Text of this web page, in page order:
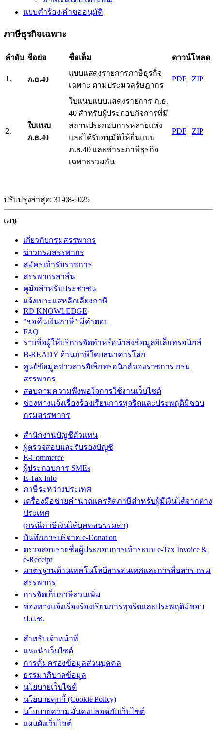
แบบคำร้อง/คำขออนุมัติ
ภาษีธุรกิจเฉพาะ
ลำดับ ชื่อย่อ ชื่อเต็ม ดาวน์โหลด
1. ภ.ธ.40
แบบแสดงรายการภาษีธุรกิจ
เฉพาะ ตามประมวลรัษฎากร
PDF | ZIP
2.
ใบแนบ
ภ.ธ.40
ใบแนบแบบแสดงรายการ ภ.ธ.
40 สำหรับผู้ประกอบกิจการที่มี
สถานประกอบการหลายแห่ง
และได้รับอนุมัติให้ยื่นแบบ
ภ.ธ.40 และชำระภาษีธุรกิจ
เฉพาะรวมกัน
PDF | ZIP
ปรับปรุงล่าสุด: 31-08-2025
เมนู
เกี่ยวกับกรมสรรพากร
ข่าวกรมสรรพากร
สมัครเข้ารับราชการ
สรรพากรสาส์น
คู่มือสำหรับประชาชน
แจ้งเบาะแสหลีกเลี่ยงภาษี
RD KNOWLEDGE
"ขอคืนเงินภาษี" มีคำตอบ
FAQ
รายชื่อผู้ให้บริการจัดทำหรือนำส่งข้อมูลอิเล็กทรอนิกส์
B-READY ด้านภาษีโดยธนาคารโลก
ศูนย์ข้อมูลข่าวสารอิเล็กทรอนิกส์ของราชการ กรม
สรรพากร
สอบถามความพึงพอใจการใช้งานเว็บไซต์
ช่องทางแจ้งเรื่องร้องเรียนการทุจริตและประพฤติมิชอบ
กรมสรรพากร
สำนักงานบัญชีตัวแทน
ผู้ตรวจสอบและรับรองบัญชี
E-Commerce
ผู้ประกอบการ SMEs
E-Tax Info
ภาษีระหว่างประเทศ
เครื่องมือช่วยคำนวณเครดิตภาษีสำหรับผู้มีเงินได้จากต่าง
ประเทศ
(กรณีภาษีเงินได้บุคคลธรรมดา)
บันทึกการบริจาค e-Donation
ตรวจสอบรายชื่อผู้ประกอบการเข้าระบบ e-Tax Invoice &
e-Receipt
มาตรฐานด้านเทคโนโลยีสารสนเทศและการสื่อสาร กรม
สรรพากร
การจัดเก็บภาษีส่วนเพิ่ม
ช่องทางแจ้งเรื่องร้องเรียนการทุจริตและประพฤติมิชอบ
ป.ป.ช.
สำหรับเจ้าหน้าที่
แนะนำเว็บไซต์
การคุ้มครองข้อมูลส่วนบุคคล
ธรรมาภิบาลข้อมูล
นโยบายเว็บไซต์
นโยบายคุกกี้ (Cookie Policy)
นโยบายความมั่นคงปลอดภัยเว็บไซต์
แผนผังเว็บไซต์